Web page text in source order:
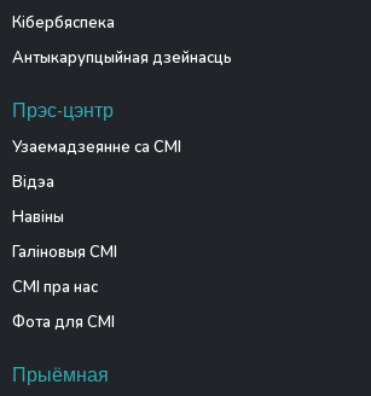
Кібербяспека
Антыкарупцыйная дзейнасць
Прэс-цэнтр
Узаемадзеянне са СМІ
Відэа
Навіны
Галіновыя СМІ
СМІ пра нас
Фота для СМІ
Прыёмная